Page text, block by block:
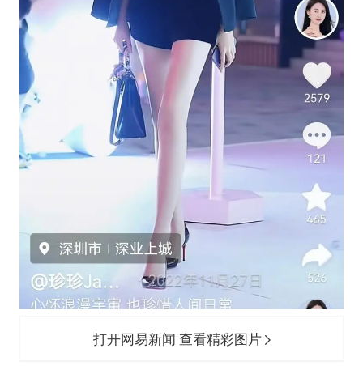
打开网易新闻 查看精彩图片